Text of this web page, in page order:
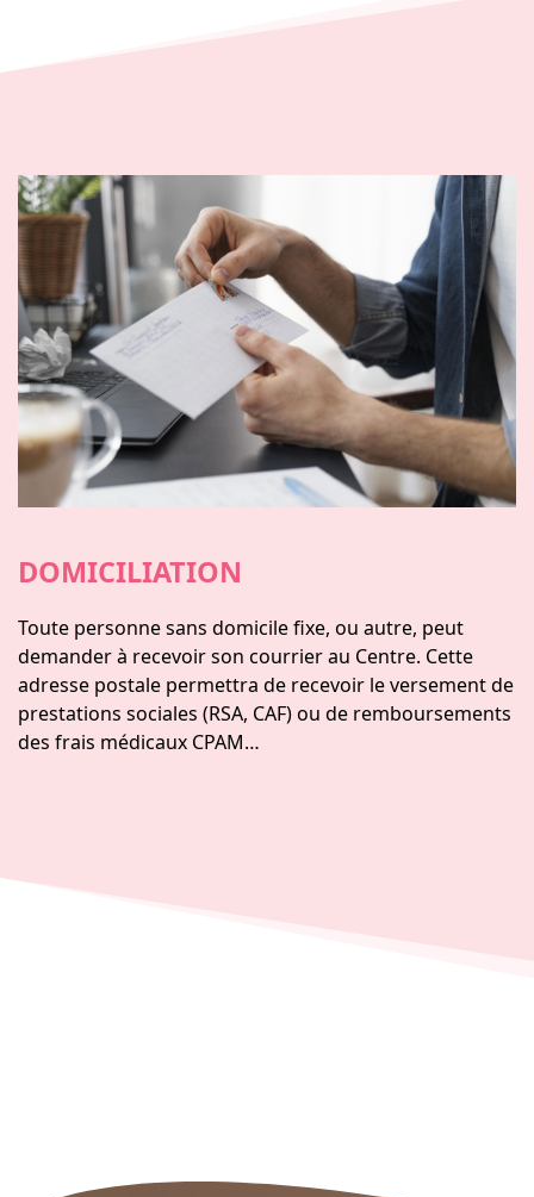
DOMICILIATION
Toute personne sans domicile fixe, ou autre, peut
demander à recevoir son courrier au Centre. Cette
adresse postale permettra de recevoir le versement de
prestations sociales (RSA, CAF) ou de remboursements
des frais médicaux CPAM…